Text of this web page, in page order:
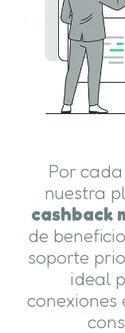
Por
nuestra
cashback
de
soporte
ideal
conexiones